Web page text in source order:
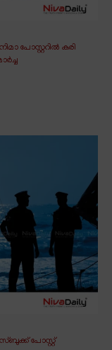
പോസ്റ്ററിൽ കരി
പോസ്റ്റ്